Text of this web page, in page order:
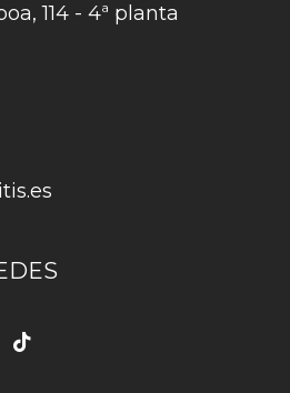
114 - 4ª planta
tiktok